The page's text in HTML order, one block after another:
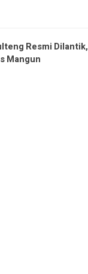
Resmi Dilantik,
Mangun